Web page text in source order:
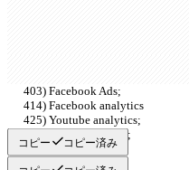
3) Facebook Ads;
4) Facebook analytics
5) Youtube analytics;
6) Vimeo analytics;
コピー コピー済み